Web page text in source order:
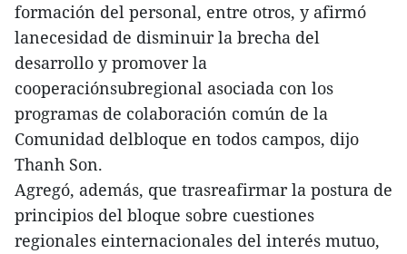
formación del personal, entre otros, y afirmó
lanecesidad de disminuir la brecha del
desarrollo y promover la
cooperaciónsubregional asociada con los
programas de colaboración común de la
Comunidad delbloque en todos campos, dijo
Thanh Son.
Agregó, además, que trasreafirmar la postura de
principios del bloque sobre cuestiones
regionales einternacionales del interés mutuo,